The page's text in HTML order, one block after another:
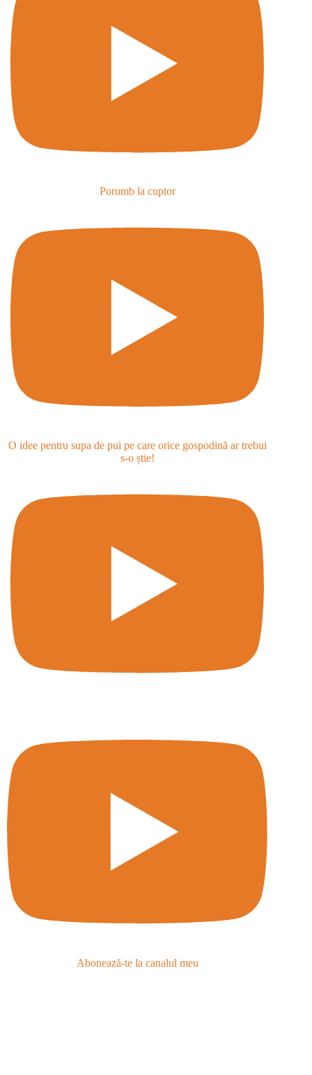
Porumb la cuptor
O idee pentru supa de pui pe care orice gospodină ar trebui
s-o știe!
Abonează-te la canalul meu